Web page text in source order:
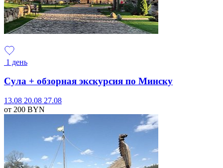
1 день
Сула + обзорная экскурсия по Минску
13.08 20.08 27.08
от 200 BYN